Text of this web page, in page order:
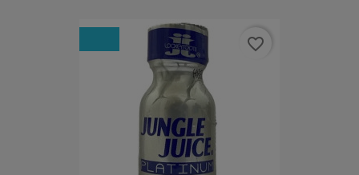
favorite_border